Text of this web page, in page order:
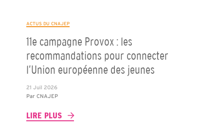
ACTUS DU CNAJEP
11e campagne Provox : les
recommandations pour connecter
l’Union européenne des jeunes
21 Juil 2026
Par CNAJEP
LIRE PLUS